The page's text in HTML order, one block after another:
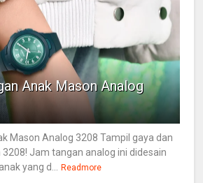
Anak Mason Analog
Mason Analog 3208 Tampil gaya dan
Jam tangan analog ini didesain
yang d... Readmore